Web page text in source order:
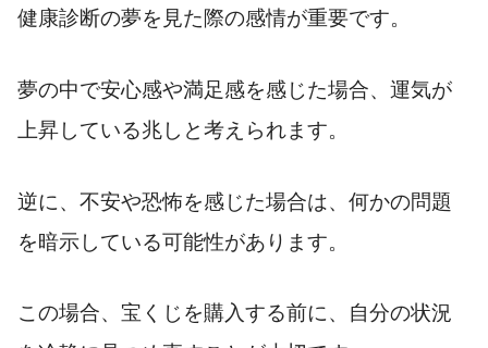
健康診断の夢を見た際の感情が重要です。
夢の中で安心感や満足感を感じた場合、運気が
上昇している兆しと考えられます。
逆に、不安や恐怖を感じた場合は、何かの問題
を暗示している可能性があります。
この場合、宝くじを購入する前に、自分の状況